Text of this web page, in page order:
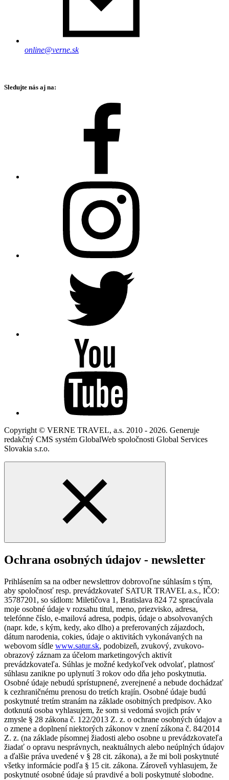
online@verne.sk
Sledujte nás aj na:
Copyright © VERNE TRAVEL, a.s. 2010 - 2026. Generuje
redakčný CMS systém GlobalWeb spoločnosti Global Services
Slovakia s.r.o.
Ochrana osobných údajov - newsletter
Prihlásením sa na odber newslettrov dobrovoľne súhlasím s tým,
aby spoločnosť resp. prevádzkovateľ SATUR TRAVEL a.s., IČO:
35787201, so sídlom: Miletičova 1, Bratislava 824 72 spracúvala
moje osobné údaje v rozsahu titul, meno, priezvisko, adresa,
telefónne číslo, e-mailová adresa, podpis, údaje o absolvovaných
(napr. kde, s kým, kedy, ako dlho) a preferovaných zájazdoch,
dátum narodenia, cokies, údaje o aktivitách vykonávaných na
webovom sídle www.satur.sk, podobizeň, zvukový, zvukovo-
obrazový záznam za účelom marketingových aktivít
prevádzkovateľa. Súhlas je možné kedykoľvek odvolať, platnosť
súhlasu zanikne po uplynutí 3 rokov odo dňa jeho poskytnutia.
Osobné údaje nebudú sprístupnené, zverejnené a nebude dochádzať
k cezhraničnému prenosu do tretích krajín. Osobné údaje budú
poskytnuté tretím stranám na základe osobitných predpisov. Ako
dotknutá osoba vyhlasujem, že som si vedomá svojich práv v
zmysle § 28 zákona č. 122/2013 Z. z. o ochrane osobných údajov a
o zmene a doplnení niektorých zákonov v znení zákona č. 84/2014
Z. z. (na základe písomnej žiadosti alebo osobne u prevádzkovateľa
žiadať o opravu nesprávnych, neaktuálnych alebo neúplných údajov
a ďalšie práva uvedené v § 28 cit. zákona), a že mi boli poskytnuté
všetky informácie podľa § 15 cit. zákona. Zároveň vyhlasujem, že
poskytnuté osobné údaje sú pravdivé a boli poskytnuté slobodne.